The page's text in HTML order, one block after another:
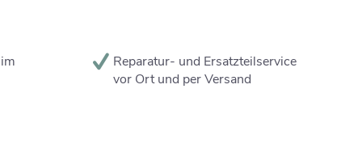
Reparatur- und Ersatzteilservice
vor Ort und per Versand